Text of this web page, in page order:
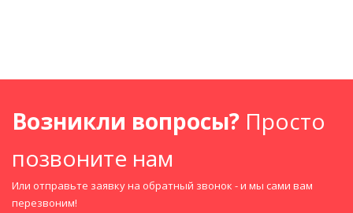
Возникли вопросы? Просто
позвоните нам
Или отправьте заявку на обратный звонок - и мы сами вам
перезвоним!